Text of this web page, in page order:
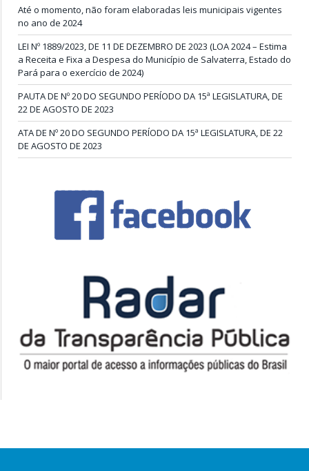
Até o momento, não foram elaboradas leis municipais vigentes
no ano de 2024
LEI Nº 1889/2023, DE 11 DE DEZEMBRO DE 2023 (LOA 2024 – Estima
a Receita e Fixa a Despesa do Município de Salvaterra, Estado do
Pará para o exercício de 2024)
PAUTA DE Nº 20 DO SEGUNDO PERÍODO DA 15ª LEGISLATURA, DE
22 DE AGOSTO DE 2023
ATA DE Nº 20 DO SEGUNDO PERÍODO DA 15ª LEGISLATURA, DE 22
DE AGOSTO DE 2023